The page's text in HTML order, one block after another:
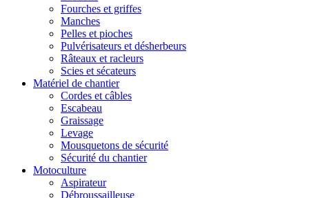
Fourches et griffes
Manches
Pelles et pioches
Pulvérisateurs et désherbeurs
Râteaux et racleurs
Scies et sécateurs
Matériel de chantier
Cordes et câbles
Escabeau
Graissage
Levage
Mousquetons de sécurité
Sécurité du chantier
Motoculture
Aspirateur
Débroussailleuse